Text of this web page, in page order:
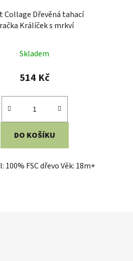
Collage Dřevěná tahací
Králíček s mrkví
Skladem
514 Kč
DO KOŠÍKU
100% FSC dřevo Věk: 18m+